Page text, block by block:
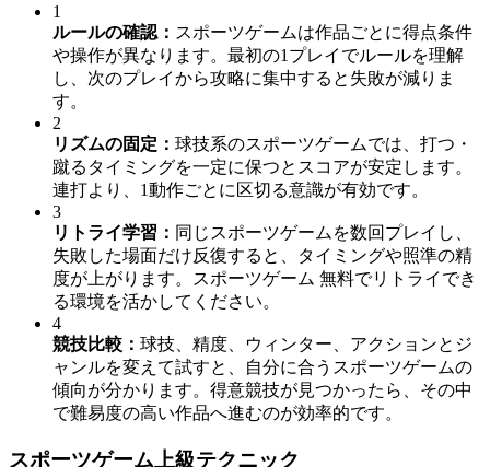
1
ルールの確認 ： スポーツゲームは作品ごとに得点条件
や操作が異なります。最初の1プレイでルールを理解
し、次のプレイから攻略に集中すると失敗が減りま
す。
2
リズムの固定 ： 球技系のスポーツゲームでは、打つ・
蹴るタイミングを一定に保つとスコアが安定します。
連打より、1動作ごとに区切る意識が有効です。
3
リトライ学習 ： 同じスポーツゲームを数回プレイし、
失敗した場面だけ反復すると、タイミングや照準の精
度が上がります。スポーツゲーム 無料でリトライでき
る環境を活かしてください。
4
競技比較 ： 球技、精度、ウィンター、アクションとジ
ャンルを変えて試すと、自分に合うスポーツゲームの
傾向が分かります。得意競技が見つかったら、その中
で難易度の高い作品へ進むのが効率的です。
スポーツゲーム上級テクニック